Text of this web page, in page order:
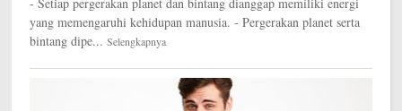
yang memengaruhi kehidupan manusia. - Pergerakan planet serta
bintang dipe... Selengkapnya